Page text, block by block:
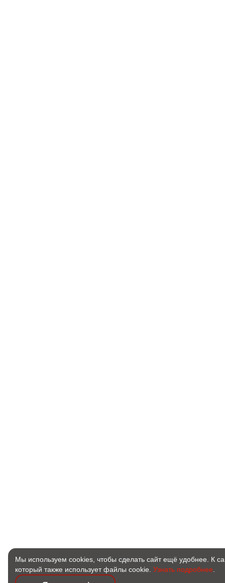
Мы используем cookies, чтобы сделать сайт ещё удобнее. К
который также использует файлы cookie. Узнать подробнее